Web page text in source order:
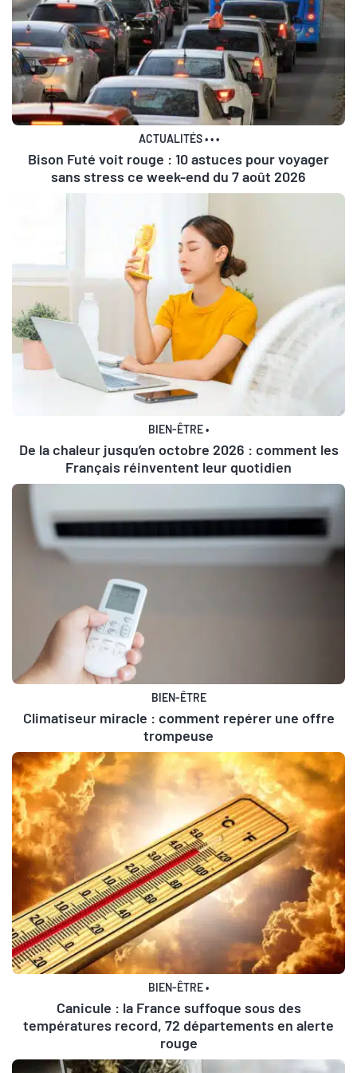
ACTUALITÉS•••
Bison Futé voit rouge : 10 astuces pour voyager
sans stress ce week-end du 7 août 2026
BIEN-ÊTRE•
De la chaleur jusqu’en octobre 2026 : comment les
Français réinventent leur quotidien
BIEN-ÊTRE
Climatiseur miracle : comment repérer une offre
trompeuse
BIEN-ÊTRE•
Canicule : la France suffoque sous des
températures record, 72 départements en alerte
rouge